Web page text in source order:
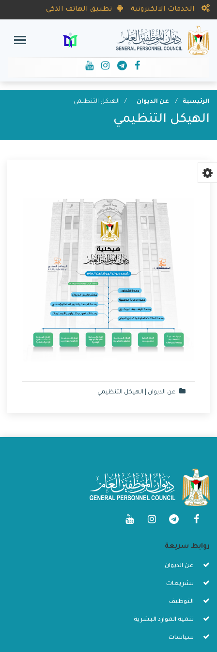
الخدمات الالكترونية تطبيق الهاتف الذكي
الرئيسية عن الديوان الهيكل التنظيمي
الهيكل التنظيمي
عن الديوان | الهيكل التنظيمي
روابط سريعة
عن الديوان
تشريعات
التوظيف
تنمية الموارد البشرية
سياسات